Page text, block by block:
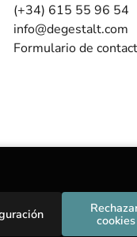
(+34) 615 55 96 54
info@degestalt.com
Formulario de
cookies